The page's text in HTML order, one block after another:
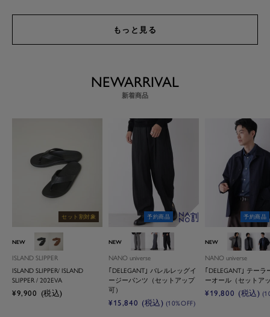
価
ル
ル
もっと見る
NEWARRIVAL
新着商品
セット割対象
NEW
ブラックブラウン
ISLAND SLIPPER
ISLAND SLIPPER/ ISLAND
SLIPPER / 202EVA
セ
¥9,900 (税込)
予約商品
NEW
Ｌ．グレー
チャコール
パターン１
NANO universe
｢DELEGANT｣ バレルレッグイ
ージーパンツ（セットアップ
可）
セ
¥15,840 (税込) (10%OFF)
予約商品
NEW
Ｌ．グレー
チャコ
NANO universe
｢DELEGANT｣ テーラ
ーオール（セットア
セ
¥19,800 (税込)